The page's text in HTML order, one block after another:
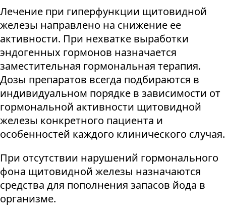
Лечение при гиперфункции щитовидной
железы направлено на снижение ее
активности. При нехватке выработки
эндогенных гормонов назначается
заместительная гормональная терапия.
Дозы препаратов всегда подбираются в
индивидуальном порядке в зависимости от
гормональной активности щитовидной
железы конкретного пациента и
особенностей каждого клинического случая.
При отсутствии нарушений гормонального
фона щитовидной железы назначаются
средства для пополнения запасов йода в
организме.